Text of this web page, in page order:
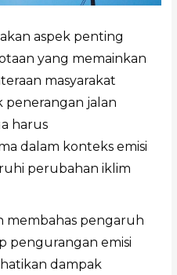
aspek penting
yang memainkan
masyarakat
penerangan jalan
harus
dalam konteks emisi
perubahan iklim
membahas pengaruh
pengurangan emisi
dampak